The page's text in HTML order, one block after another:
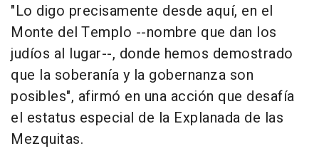
"Lo digo precisamente desde aquí, en el
Monte del Templo --nombre que dan los
judíos al lugar--, donde hemos demostrado
que la soberanía y la gobernanza son
posibles", afirmó en una acción que desafía
el estatus especial de la Explanada de las
Mezquitas.